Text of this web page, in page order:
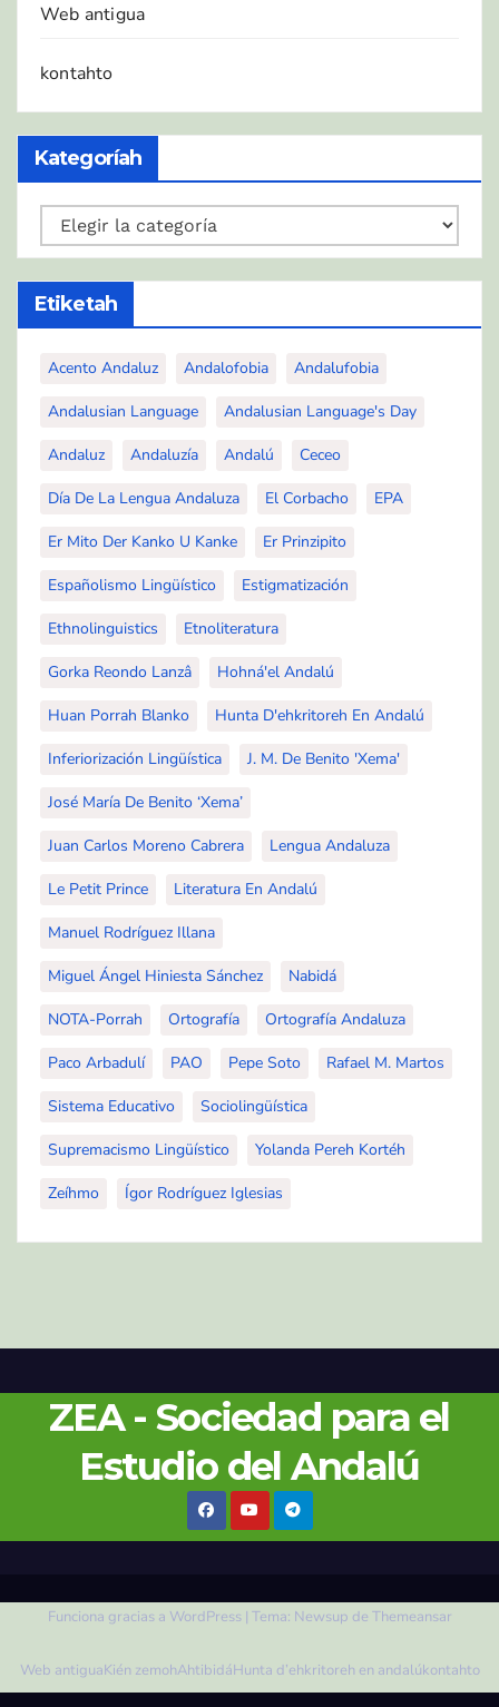
Web antigua
kontahto
Kategoríah
Kategoríah
Etiketah
Acento Andaluz Andalofobia Andalufobia
Andalusian Language Andalusian Language's Day
Andaluz Andaluzía Andalú Ceceo
Día De La Lengua Andaluza El Corbacho EPA
Er Mito Der Kanko U Kanke Er Prinzipito
Españolismo Lingüístico Estigmatización
Ethnolinguistics Etnoliteratura
Gorka Reondo Lanzâ Hohná'el Andalú
Huan Porrah Blanko Hunta D'ehkritoreh En Andalú
Inferiorización Lingüística J. M. De Benito 'Xema'
José María De Benito ‘Xema’
Juan Carlos Moreno Cabrera Lengua Andaluza
Le Petit Prince Literatura En Andalú
Manuel Rodríguez Illana
Miguel Ángel Hiniesta Sánchez Nabidá
NOTA-Porrah Ortografía Ortografía Andaluza
Paco Arbadulí PAO Pepe Soto Rafael M. Martos
Sistema Educativo Sociolingüística
Supremacismo Lingüístico Yolanda Pereh Kortéh
Zeíhmo Ígor Rodríguez Iglesias
ZEA - Sociedad para el
Estudio del Andalú
Funciona gracias a WordPress | Tema: Newsup de Themeansar
Web antiguaKién zemohAhtibidáHunta d’ehkritoreh en andalúkontahto